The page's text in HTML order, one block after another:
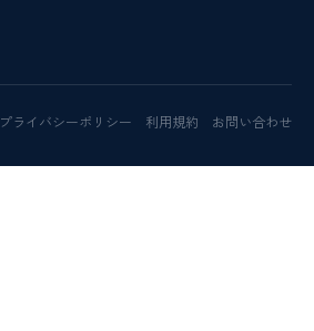
プライバシーポリシー 利用規約 お問い合わせ